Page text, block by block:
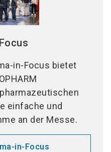
in-Focus bietet
einfache und
an der Messe.
in-Focus